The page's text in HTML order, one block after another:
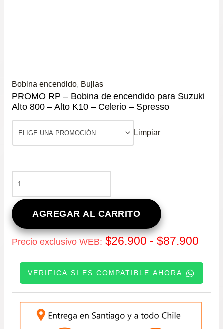
Bobina encendido, Bujias
PROMO RP – Bobina de encendido para Suzuki
Alto 800 – Alto K10 – Celerio – Spresso
Limpiar
RP
-
BOBINA
DE
ENCENDIDO
PARA
ALTO
AGREGAR AL CARRITO
Precio exclusivo WEB: $26.900 - $87.900
de
VERIFICA SI ES COMPATIBLE AHORA